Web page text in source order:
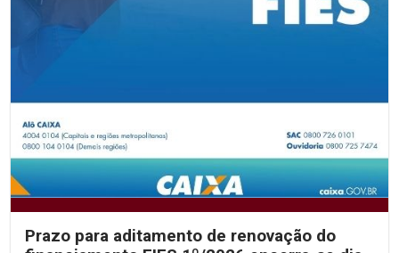
Prazo para aditamento de renovação do